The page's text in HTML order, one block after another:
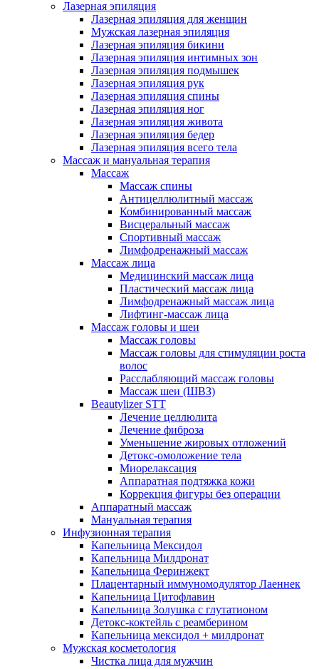
Лазерная эпиляция
Лазерная эпиляция для женщин
Мужская лазерная эпиляция
Лазерная эпиляция бикини
Лазерная эпиляция интимных зон
Лазерная эпиляция подмышек
Лазерная эпиляция рук
Лазерная эпиляция спины
Лазерная эпиляция ног
Лазерная эпиляция живота
Лазерная эпиляция бедер
Лазерная эпиляция всего тела
Массаж и мануальная терапия
Массаж
Массаж спины
Антицеллюлитный массаж
Комбинированный массаж
Висцеральный массаж
Спортивный массаж
Лимфодренажный массаж
Массаж лица
Медицинский массаж лица
Пластический массаж лица
Лимфодренажный массаж лица
Лифтинг-массаж лица
Массаж головы и шеи
Массаж головы
Массаж головы для стимуляции роста
волос
Расслабляющий массаж головы
Массаж шеи (ШВЗ)
Beautylizer STT
Лечение целлюлита
Лечение фиброза
Уменьшение жировых отложений
Детокс-омоложение тела
Миорелаксация
Аппаратная подтяжка кожи
Коррекция фигуры без операции
Аппаратный массаж
Мануальная терапия
Инфузионная терапия
Капельница Мексидол
Капельница Милдронат
Капельница Феринжект
Плацентарный иммуномодулятор Лаеннек
Капельница Цитофлавин
Капельница Золушка с глутатионом
Детокс-коктейль с реамберином
Капельница мексидол + милдронат
Мужская косметология
Чистка лица для мужчин